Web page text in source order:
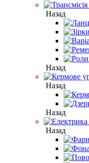
Назад
Назад
Назад
Назад
Назад